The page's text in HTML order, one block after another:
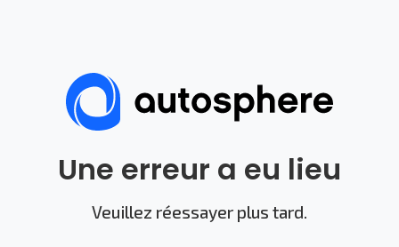
Une erreur a eu lieu
Veuillez réessayer plus tard.